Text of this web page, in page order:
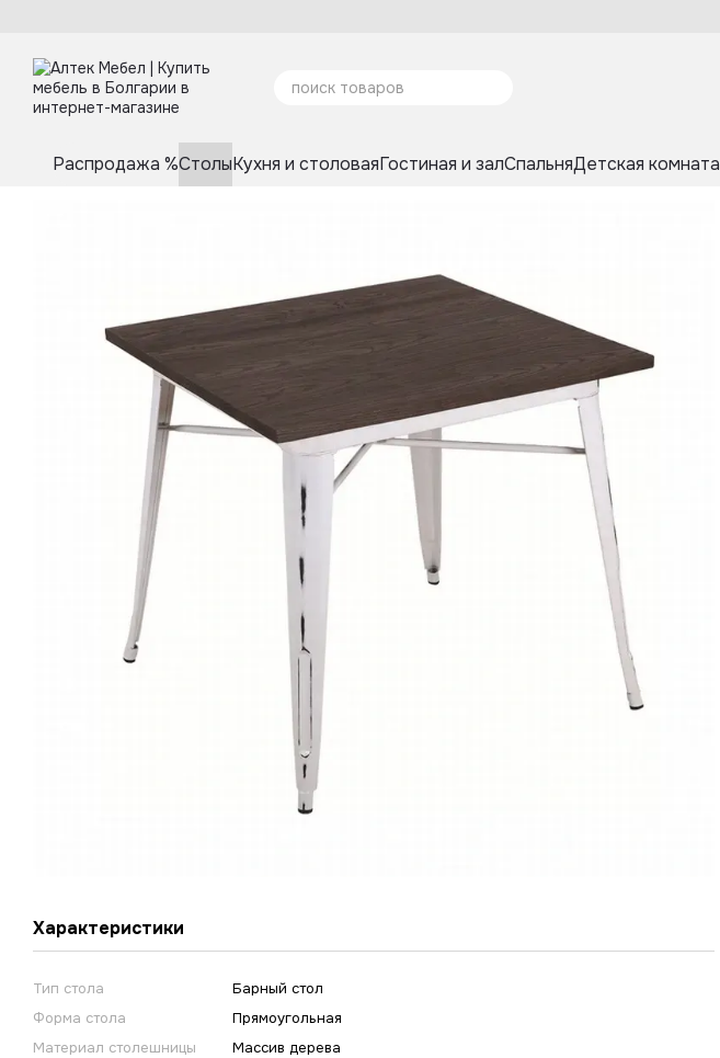
Распродажа %СтолыКухня и столоваяГостиная и залСпальняДетская комната
Характеристики
Тип стола
Барный стол
Форма стола
Прямоугольная
Материал столешницы
Массив дерева